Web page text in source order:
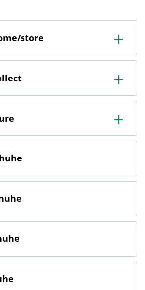
store
& in die Filiale oder nach Hause
kostenlos hier in der Filiale abholen
kostenlos in der Filiale zurückgeben